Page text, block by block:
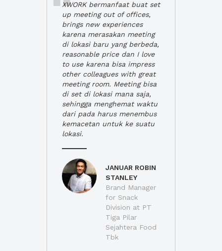
XWORK bermanfaat buat set
up meeting out of offices,
brings new experiences
karena merasakan meeting
di lokasi baru yang berbeda,
reasonable price dan I love
to use karena bisa impress
other colleagues with great
meeting room. Meeting bisa
di set di lokasi mana saja,
sehingga menghemat waktu
dari pada harus menembus
kemacetan untuk ke suatu
lokasi.
JANUAR ROBIN
STANLEY
Brand Manager
for Snack
Division at PT
Tiga Pilar
Sejahtera Food
Tbk